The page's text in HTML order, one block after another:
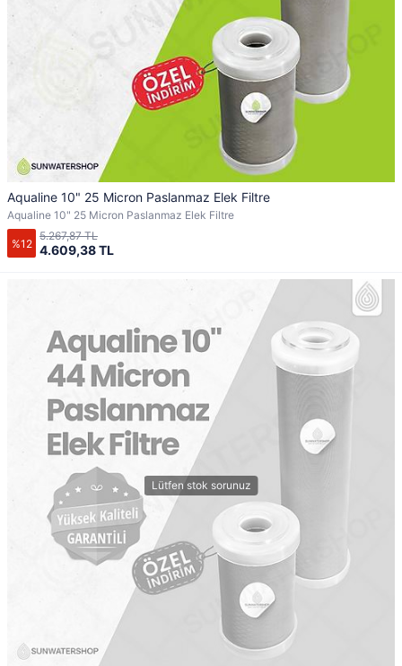
Aqualine 10" 25 Micron Paslanmaz Elek Filtre
Aqualine 10" 25 Micron Paslanmaz Elek Filtre
%12 4.609,38 TL
5.267,87 TL